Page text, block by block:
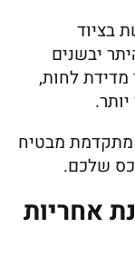
בציוד
יבשנים
מדידת לחות,
מתקדמת מבטיח
שלכם.
אחריות